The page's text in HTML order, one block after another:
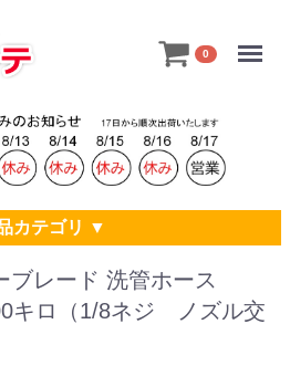
0
カテゴリ ▼
ブレード 洗管ホース
ロ（1/8ネジ ノズル交